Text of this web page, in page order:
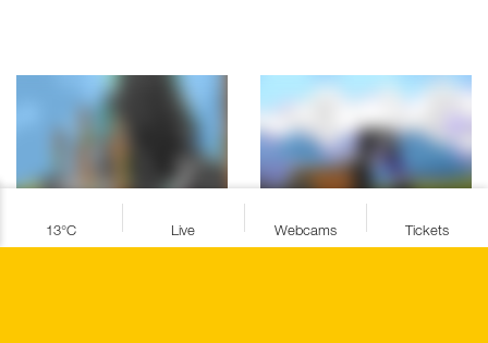
13°C Live Webcams Tickets